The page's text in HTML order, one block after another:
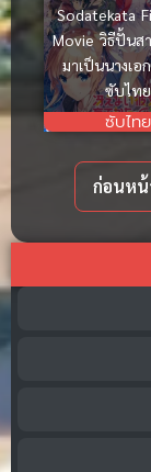
Sodatekata
Movie วิธีปั้นส
มาเป็นนางเอ
ซับไทย
ซับไทย
ก่อนหน้